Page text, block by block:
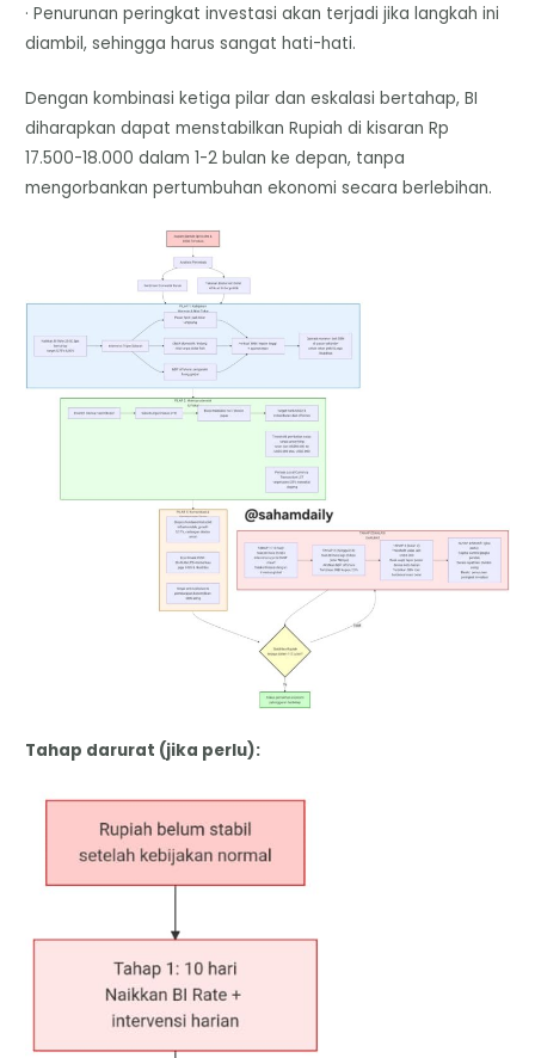
· Penurunan peringkat investasi akan terjadi jika langkah ini
diambil, sehingga harus sangat hati-hati.
Dengan kombinasi ketiga pilar dan eskalasi bertahap, BI
diharapkan dapat menstabilkan Rupiah di kisaran Rp
17.500-18.000 dalam 1-2 bulan ke depan, tanpa
mengorbankan pertumbuhan ekonomi secara berlebihan.
Tahap darurat (jika perlu):